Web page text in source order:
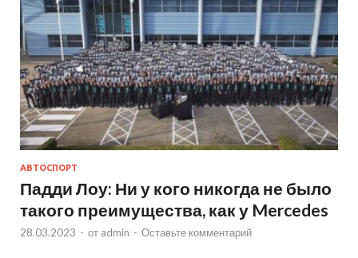
АВТОСПОРТ
Падди Лоу: Ни у кого никогда не было
такого преимущества, как у Mercedes
28.03.2023 - от admin - Оставьте комментарий